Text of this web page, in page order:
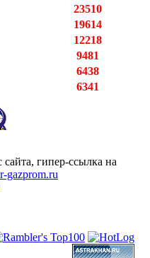
23510
19614
12218
9481
6438
6341
гипер-ссылка на
gazprom.ru